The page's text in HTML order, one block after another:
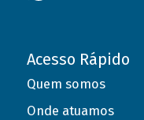
Acesso Rápido
Quem somos
Onde atuamos